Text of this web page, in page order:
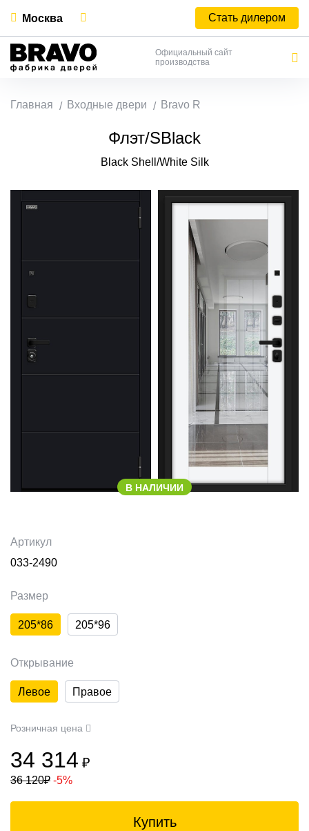
Москва Стать дилером
Официальный сайт
производства
Главная Входные двери Bravo R
Флэт/SBlack
Black Shell/White Silk
В НАЛИЧИИ
Артикул
033-2490
Размер
205*86 205*96
Открывание
Левое Правое
Розничная цена
34 314 ₽
36 120₽ -5%
Купить